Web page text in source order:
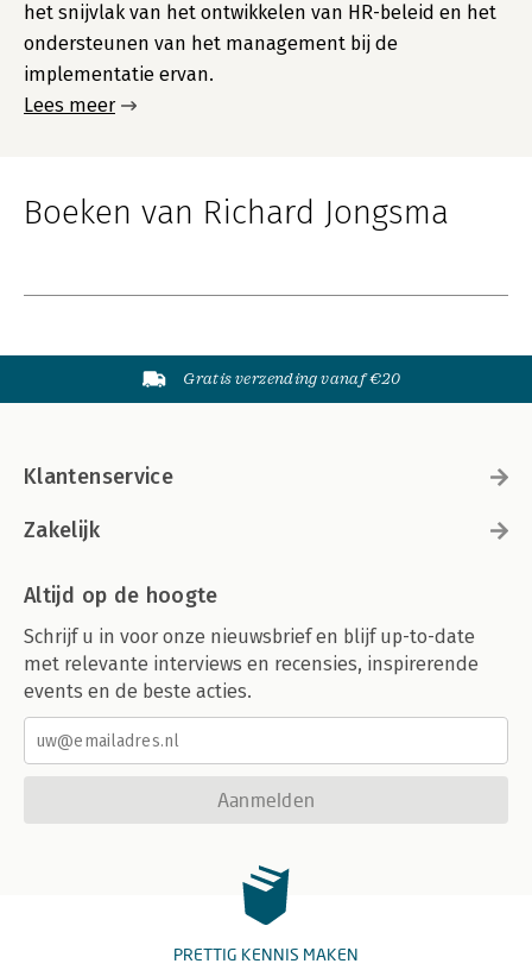
het snijvlak van het ontwikkelen van HR-beleid en het
ondersteunen van het management bij de
implementatie ervan.
Lees meer
Boeken van Richard Jongsma
Gratis verzending vanaf €20
Klantenservice
Zakelijk
Altijd op de hoogte
Schrijf u in voor onze nieuwsbrief en blijf up-to-date
met relevante interviews en recensies, inspirerende
events en de beste acties.
Aanmelden
PRETTIG KENNIS MAKEN